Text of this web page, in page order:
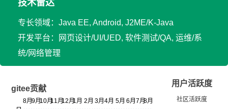
技术雷达
专长领域：Java EE, Android, J2ME/K-Java
开发平台：网页设计/UI/UED, 软件测试/QA, 运维/系
统/网络管理
gitee贡献
用户活跃度